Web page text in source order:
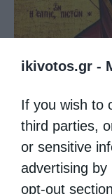
ikivotos.gr -
If you wish to
third parties,
or sensitive
advertising by
opt-out
Παναγία μου,